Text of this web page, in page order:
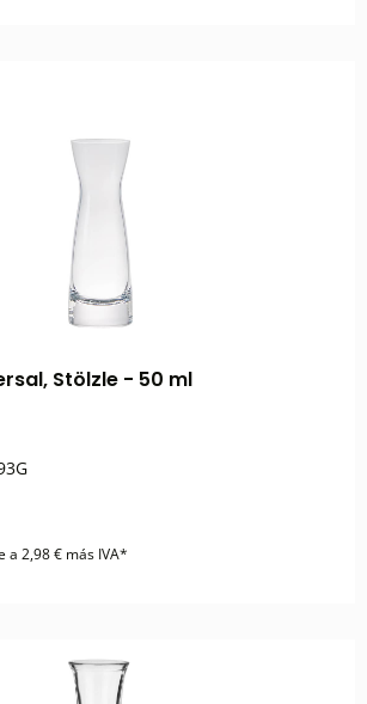
Stölzle - 50 ml
a 2,98 € más IVA*